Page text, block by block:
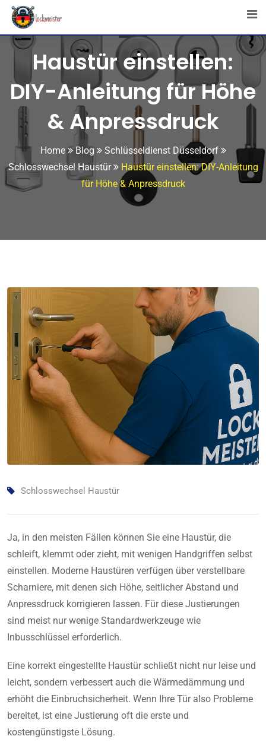
Haustür einstellen:
DIY-Anleitung für Höhe
& Anpressdruck
Home Blog
Schlüsseldienst Düsseldorf
Schlosswechsel Haustür
Haustür einstellen: DIY-Anleitung
für Höhe & Anpressdruck
Schlosswechsel Haustür
Ja, in den meisten Fällen können Sie eine Haustür, die
schleift, klemmt oder zieht, mit wenigen Handgriffen selbst
einstellen. Moderne Haustüren verfügen über verstellbare
Scharniere, mit denen sich Höhe, seitlicher Abstand und
Anpressdruck korrigieren lassen. Für diese Justierungen
sind meist nur wenige Standardwerkzeuge wie
Inbusschlüssel erforderlich.
Eine korrekt eingestellte Haustür schließt nicht nur leise und
leicht, sondern verbessert auch die Wärmedämmung und
erhöht die Einbruchsicherheit. Wenn Ihre Tür also Probleme
bereitet, ist eine Justierung oft die erste und
kostengünstigste Lösung.